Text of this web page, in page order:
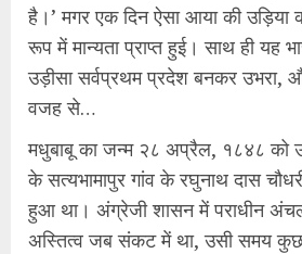
है।’ मगर एक दिन ऐसा आया की उड़िया
रूप में मान्यता प्राप्त हुई। साथ ही यह
उड़ीसा सर्वप्रथम प्रदेश बनकर उभरा,
वजह से…
मधुबाबू का जन्म २८ अप्रैल, १८४८ को
के सत्यभामापुर गांव के रघुनाथ दास
हुआ था। अंग्रेजी शासन में पराधीन
अस्तित्व जब संकट में था, उसी समय कुछ